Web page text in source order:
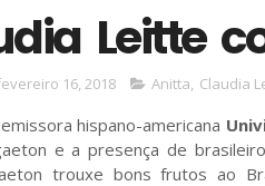
Leitte
16, 2018 Anitta, Claudia
hispano-americana
e a presença de
trouxe bons frutos ao